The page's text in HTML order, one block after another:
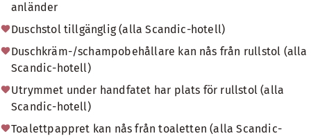
anländer
Duschstol tillgänglig (alla Scandic-hotell)
Duschkräm-/schampobehållare kan nås från rullstol (alla
Scandic-hotell)
Utrymmet under handfatet har plats för rullstol (alla
Scandic-hotell)
Toalettpappret kan nås från toaletten (alla Scandic-